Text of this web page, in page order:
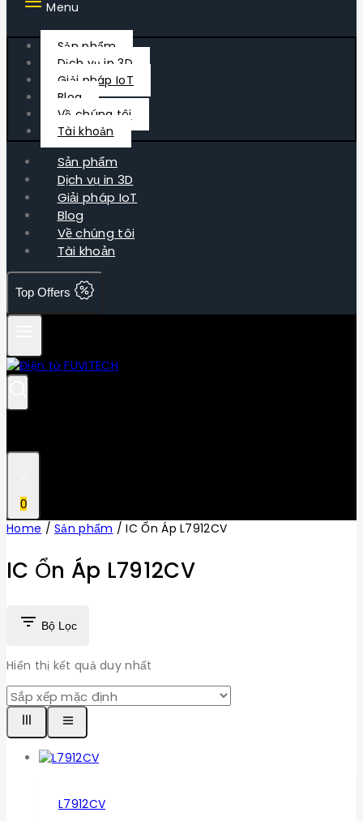
Menu
Sản phẩm
Dịch vụ in 3D
Giải pháp IoT
Blog
Về chúng tôi
Tài khoản
Sản phẩm
Dịch vụ in 3D
Giải pháp IoT
Blog
Về chúng tôi
Tài khoản
Top Offers
0
Home / Sản phẩm / IC Ổn Áp L7912CV
IC Ổn Áp L7912CV
Bộ Lọc
Hiển thị kết quả duy nhất
L7912CV